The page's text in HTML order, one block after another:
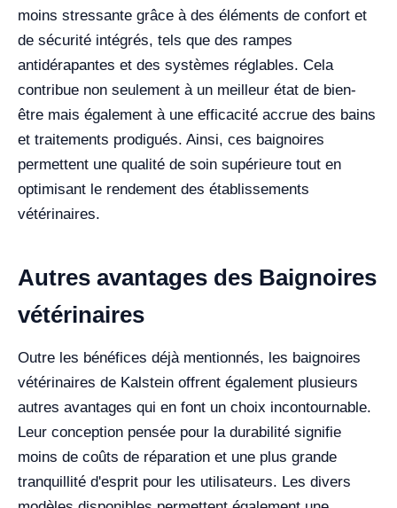
moins stressante grâce à des éléments de confort et
de sécurité intégrés, tels que des rampes
antidérapantes et des systèmes réglables. Cela
contribue non seulement à un meilleur état de bien-
être mais également à une efficacité accrue des bains
et traitements prodigués. Ainsi, ces baignoires
permettent une qualité de soin supérieure tout en
optimisant le rendement des établissements
vétérinaires.
Autres avantages des Baignoires
vétérinaires
Outre les bénéfices déjà mentionnés, les baignoires
vétérinaires de Kalstein offrent également plusieurs
autres avantages qui en font un choix incontournable.
Leur conception pensée pour la durabilité signifie
moins de coûts de réparation et une plus grande
tranquillité d'esprit pour les utilisateurs. Les divers